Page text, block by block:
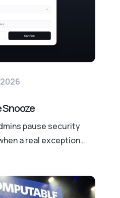
pause security
a real exception